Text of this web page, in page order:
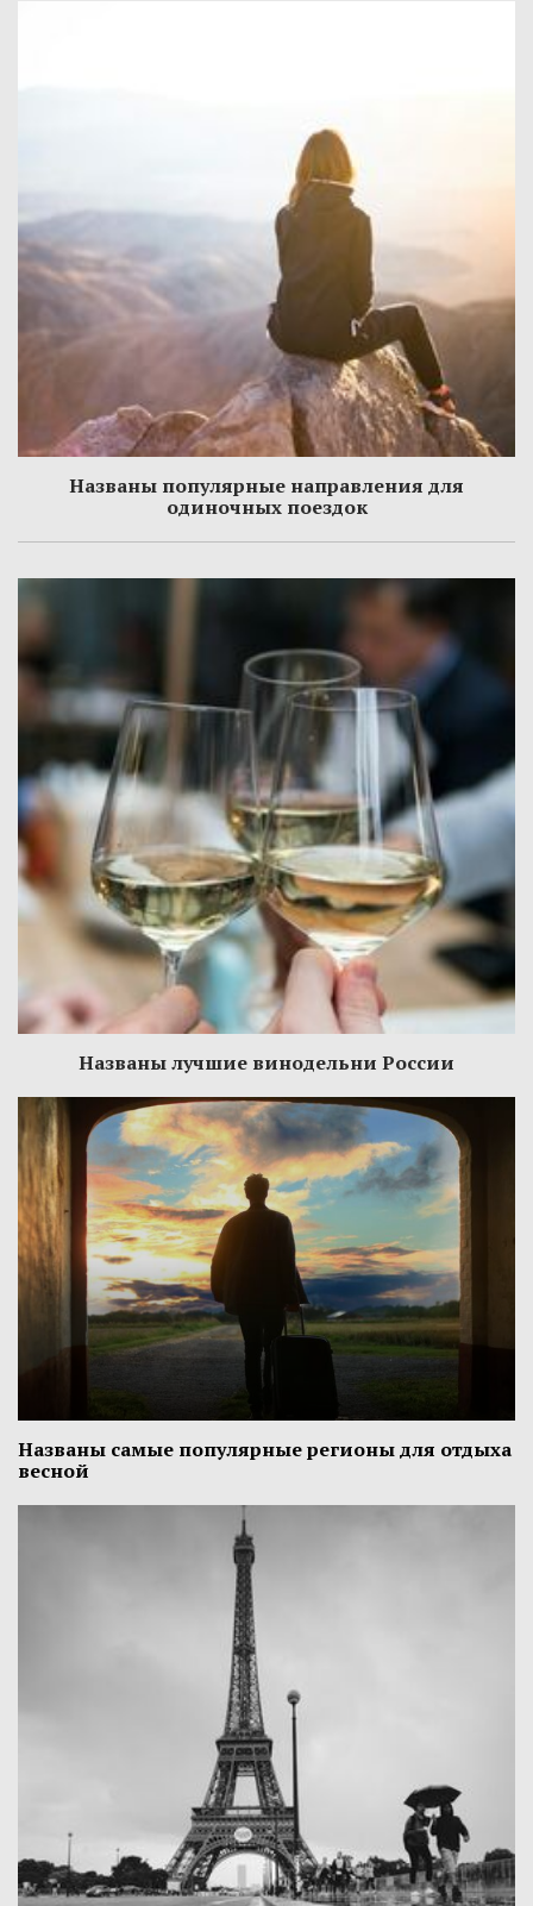
Названы популярные направления для
одиночных поездок
Названы лучшие винодельни России
Названы самые популярные регионы для отдыха
весной